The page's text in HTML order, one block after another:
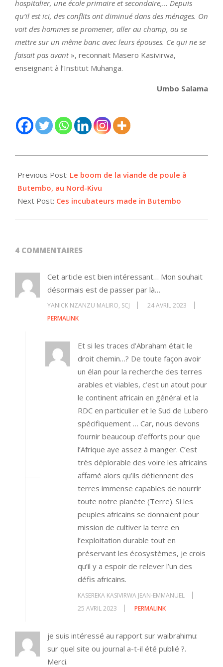
hospitalier, une école primaire et secondaire,… Depuis
qu’il est ici, des conflits ont diminué dans des ménages. On
voit des hommes se promener, aller au champ, ou se
mettre sur un même banc avec leurs épouses. Ce qui ne se
faisait pas avant », reconnait Masero Kasivirwa,
enseignant à l’Institut Muhanga.
Umbo Salama
06-
10
Previous Post: Le boom de la viande de poule à
Butembo, au Nord-Kivu
Next Post: Ces incubateurs made in Butembo
4 COMMENTAIRES
Cet article est bien intéressant… Mon souhait
désormais est de passer par là…
YANICK NZANZU MALIRO, SCJ
24 AVRIL 2023
PERMALINK
Et si les traces d’Abraham était le
droit chemin…? De toute façon avoir
un élan pour la recherche des terres
arables et viables, c’est un atout pour
le continent africain en général et la
RDC en particulier et le Sud de Lubero
spécifiquement … Car, nous devons
fournir beaucoup d’efforts pour que
l’Afrique aye assez à manger. C’est
très déplorable des voire les africains
affamé alors qu’ils détiennent des
terres immense capables de nourrir
toute notre planète (Terre). Si les
peuples africains se donnaient pour
mission de cultiver la terre en
l’exploitation durable tout en
préservant les écosystèmes, je crois
qu’il y a espoir de relever l’un des
défis africains.
KASEREKA KASIVIRWA JEAN-EMMANUEL
25 AVRIL 2023
PERMALINK
je suis intéressé au rapport sur waibrahimu:
sur quel site ou journal a-t-il été publié ?.
Merci.